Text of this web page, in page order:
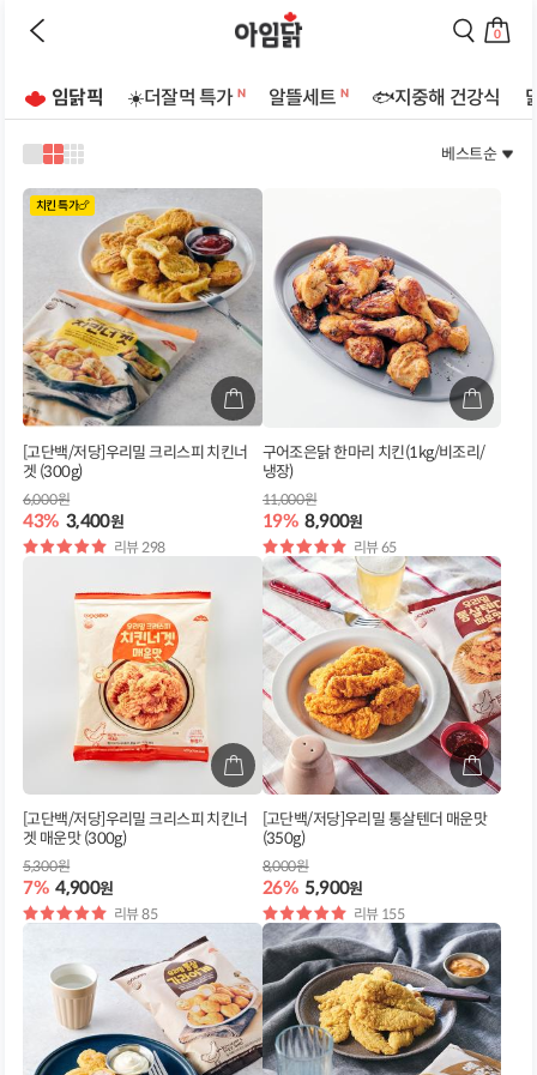
전
지
로
기
색
지
로
동
0
바
로
임닭픽 ☀️더잘먹 특가 알뜰세트 🐟지중해 건강식
1
열
로
2
열
로
3
열
로
베스트순
치킨 특가🍗
[고단백/저당]우리밀 크리스피 치킨너
겟 (300g)
43% 3,400원
6,000원
별
리뷰 298
구어조은닭 한마리 치킨(1kg/비조리/
냉장)
19% 8,900원
11,000원
별
점
리뷰 65
[고단백/저당]우리밀 크리스피 치킨너
겟 매운맛 (300g)
7% 4,900원
5,300원
별
리뷰 85
[고단백/저당]우리밀 통살텐더 매운맛
(350g)
26% 5,900원
8,000원
별
점
리뷰 155